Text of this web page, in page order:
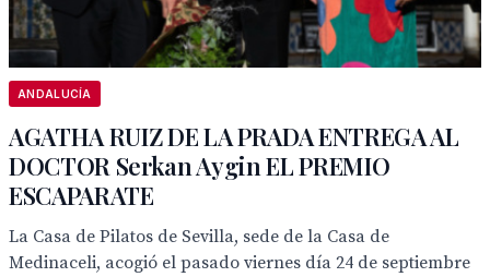
ANDALUCÍA
AGATHA RUIZ DE LA PRADA ENTREGA AL
DOCTOR Serkan Aygin EL PREMIO
ESCAPARATE
La Casa de Pilatos de Sevilla, sede de la Casa de
Medinaceli, acogió el pasado viernes día 24 de septiembre